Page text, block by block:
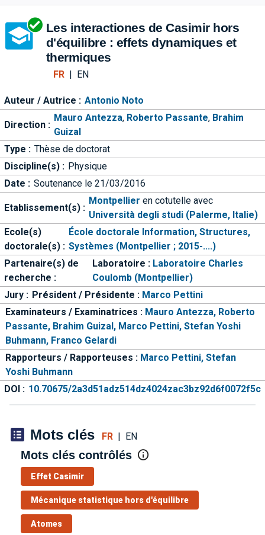
Aller directement à la barre
Les interactiones de Casimir hors
d'équilibre : effets dynamiques et
thermiques
FR| EN
Auteur / Autrice : Antonio Noto
Direction :
Mauro Antezza, Roberto Passante, Brahim
Guizal
Type : Thèse de doctorat
Discipline(s) : Physique
Date : Soutenance le 21/03/2016
Etablissement(s) :
Montpellier en cotutelle avec
Università degli studi (Palerme, Italie)
Ecole(s)
doctorale(s) :
École doctorale Information, Structures,
Systèmes (Montpellier ; 2015-....)
Partenaire(s) de
recherche :
Laboratoire : Laboratoire Charles
Coulomb (Montpellier)
Jury : Président / Présidente : Marco Pettini
Examinateurs / Examinatrices : Mauro Antezza, Roberto
Passante, Brahim Guizal, Marco Pettini, Stefan Yoshi
Buhmann, Franco Gelardi
Rapporteurs / Rapporteuses : Marco Pettini, Stefan
Yoshi Buhmann
DOI : 10.70675/2a3d51adz514dz4024zac3bz92d6f0072f5c
Mots clés FR | EN
Mots clés contrôlés
Effet Casimir
Mécanique statistique hors d'équilibre
Atomes